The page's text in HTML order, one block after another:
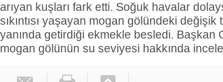
arıyan kuşları fark etti. Soğuk havalar
sıkıntısı yaşayan mogan gölündeki değişik
yanında getirdiği ekmekle besledi. Başkan
mogan gölünün su seviyesi hakkında